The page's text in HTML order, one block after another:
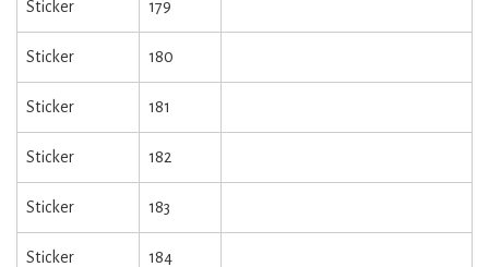
Sticker 179
Sticker 180
Sticker 181
Sticker 182
Sticker 183
Sticker 184